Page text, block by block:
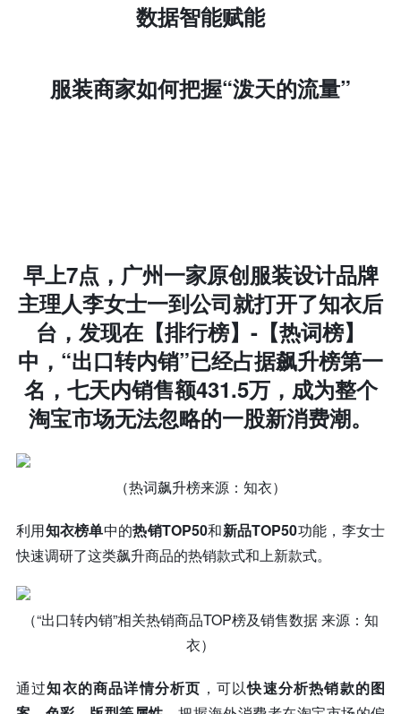
数据智能赋能
服装商家如何把握“泼天的流量”
早上7点，广州一家原创服装设计品牌
主理人李女士一到公司就打开了知衣后
台 ，发现在 【排行榜】-【热词榜】
中， “出口转内销”已经占据飙升榜第一
名，七天内销售额431.5万，成为整个
淘宝市场无法忽略的一股新消费潮。
（热词飙升榜来源：知衣）
利用知衣榜单中的热销TOP50和新品TOP50功能，李女士
快速调研了这类飙升商品的热销款式和上新款式。
（“出口转内销”相关热销商品TOP榜及销售数据 来源：知
衣）
通过知衣的商品详情分析页 ，可以快速分析热销款的图